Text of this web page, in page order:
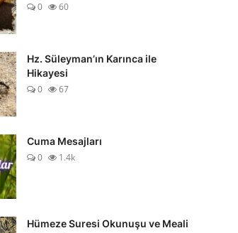
0
60
Hz. Süleyman’ın Karınca ile
Hikayesi
0
67
Cuma Mesajları
0
1.4k
Hümeze Suresi Okunuşu ve Meali